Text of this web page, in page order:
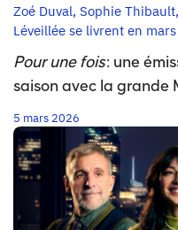
Zoé Duval, Sophie
Léveillée se livrent en mars
Pour une fois: une
saison avec la grande
5 mars 2026